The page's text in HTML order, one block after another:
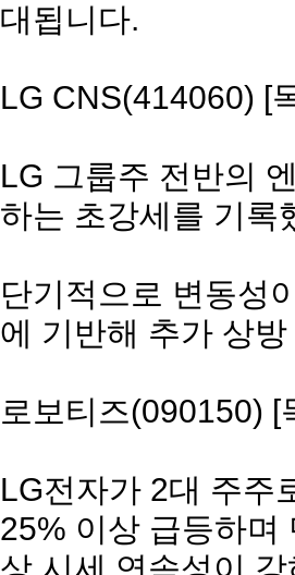
대됩니다.
LG CNS(414060) [
LG 그룹주 전반의
하는 초강세를 기록
단기적으로 변동성
에 기반해 추가 상
로보티즈(090150) [
LG전자가 2대 주주
25% 이상 급등하며